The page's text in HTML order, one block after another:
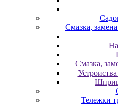
Смазка,
Смазка,
Тележки